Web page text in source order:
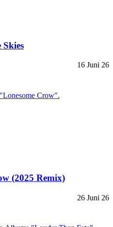
16 Juni 26
(2025 Remix)
26 Juni 26